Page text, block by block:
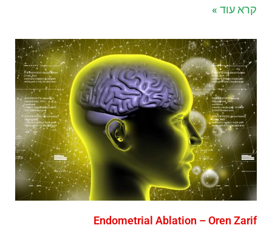
קרא עוד »
Endometrial Ablation – Oren Zarif